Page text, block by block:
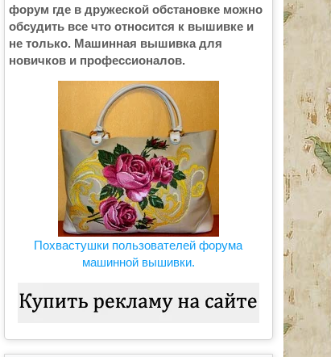
форум где в дружеской обстановке можно
обсудить все что относится к вышивке и
не только. Машинная вышивка для
новичков и профессионалов.
Похвастушки пользователей форума
машинной вышивки.